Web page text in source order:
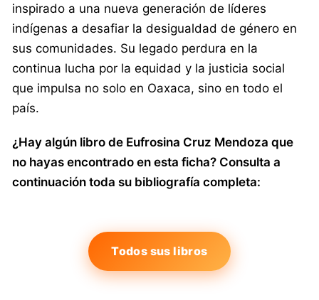
inspirado a una nueva generación de líderes
indígenas a desafiar la desigualdad de género en
sus comunidades. Su legado perdura en la
continua lucha por la equidad y la justicia social
que impulsa no solo en Oaxaca, sino en todo el
país.
¿Hay algún libro de Eufrosina Cruz Mendoza que
no hayas encontrado en esta ficha? Consulta a
continuación toda su bibliografía completa:
Todos sus libros